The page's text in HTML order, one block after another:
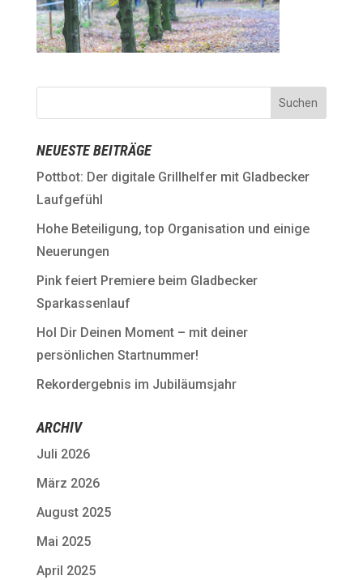
NEUESTE BEITRÄGE
Pottbot: Der digitale Grillhelfer mit Gladbecker
Laufgefühl
Hohe Beteiligung, top Organisation und einige
Neuerungen
Pink feiert Premiere beim Gladbecker
Sparkassenlauf
Hol Dir Deinen Moment – mit deiner
persönlichen Startnummer!
Rekordergebnis im Jubiläumsjahr
ARCHIV
Juli 2026
März 2026
August 2025
Mai 2025
April 2025